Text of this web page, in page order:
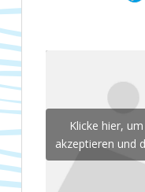
Klicke hier,
akzeptieren und